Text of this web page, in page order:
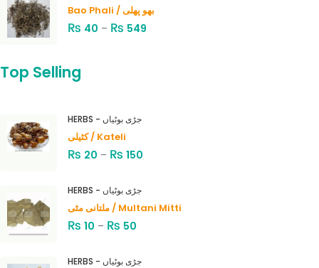
Bao Phali / بھو پھلی
₨ 40 – ₨ 549
Top Selling
HERBS - جڑی بوٹیاں
کٹیلی / Kateli
₨ 20 – ₨ 150
HERBS - جڑی بوٹیاں
ملتانی مٹی / Multani Mitti
₨ 10 – ₨ 50
HERBS - جڑی بوٹیاں